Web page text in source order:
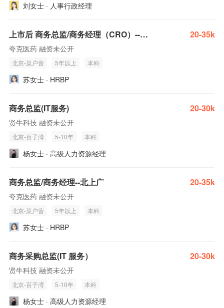
刘女士 · 人事行政经理
上市后 商务总监/商务经理（CRO）--- 北京/上海/广州 20-35k
夸克医药 融资未公开
北京-菜户营 5年以上 本科
苏女士 · HRBP
商务总监(IT服务) 20-30k
贤牛科技 融资未公开
北京-百子湾 5-10年 本科
杨女士 · 高级人力资源经理
商务总监/商务经理--北上广 20-35k
夸克医药 融资未公开
北京-菜户营 5年以上 本科
苏女士 · HRBP
商务采购总监(IT 服务） 20-30k
贤牛科技 融资未公开
北京-百子湾 5-10年 本科
杨女士 · 高级人力资源经理